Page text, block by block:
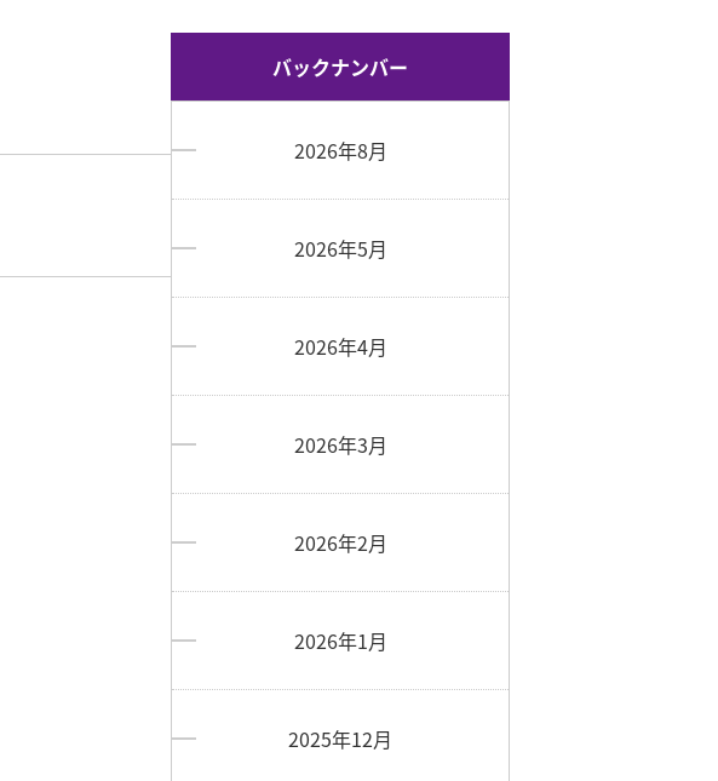
バックナンバー
2026年8月
2026年5月
2026年4月
2026年3月
2026年2月
2026年1月
2025年12月